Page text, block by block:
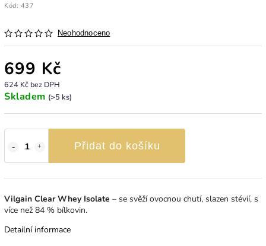
Kód: 437
Neohodnoceno
699 Kč
624 Kč bez DPH
Skladem (>5 ks)
Přidat do košíku
Vilgain Clear Whey Isolate ⁠–⁠ se svěží ovocnou chutí, slazen stévií, s
více než 84 % bílkovin.
Detailní informace